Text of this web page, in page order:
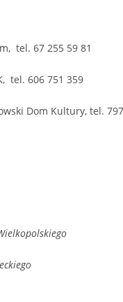
tel. 67 255 59 81
751 359
Kultury, tel. 797